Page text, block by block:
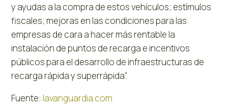
y ayudas a la compra de estos vehículos; estímulos
fiscales; mejoras en las condiciones para las
empresas de cara a hacer más rentable la
instalación de puntos de recarga e incentivos
públicos para el desarrollo de infraestructuras de
recarga rápida y superrápida”.
Fuente:lavanguardia.com